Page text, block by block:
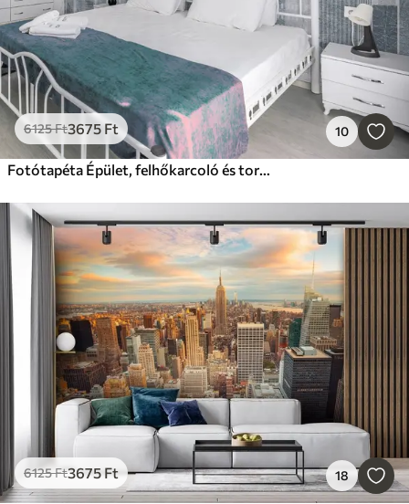
6125Ft3675 Ft 10
6125Ft3675 Ft 18